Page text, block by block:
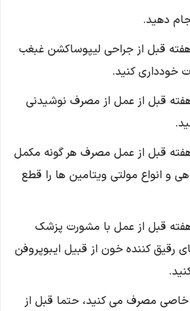
دهید.
حداقل به مدت 4 هفته قبل از جراحی لیپوساکشن غبغب
خودداری کنید.
به مدت 2 هفته قبل از عمل از مصرف نوشیدنی
به مدت 2 هفته قبل از عمل مصرف هر گونه مکمل
و انواع مولتی ویتامین ها را قطع
به مدت 2 هفته قبل از عمل با مشورت پزشک
رقیق کننده خون از قبیل ایبوپروفن
خاصی مصرف می کنید، حتما قبل از